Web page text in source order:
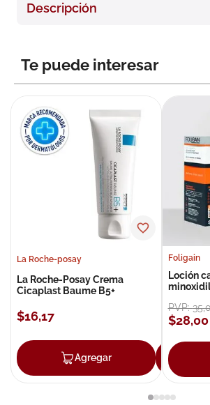
Descripción
Te puede interesar
La Roche-posay
La Roche-Posay Crema
Cicaplast Baume B5+
$16,17
Agregar
Foligain
Loción
PVP:35,
$28,00
7. isdin
9 megacistin
10.pañales